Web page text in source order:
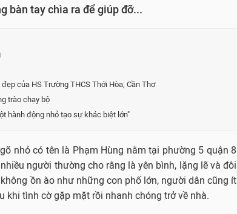
bàn tay chìa ra để giúp đỡ...
của HS Trường THCS Thới Hòa, Cần Thơ
trào chạy bộ
hành động nhỏ tạo sự khác biệt lớn"
nhỏ có tên là Phạm Hùng nằm tại phường 5 quận 8
người thường cho rằng là yên bình, lặng lẽ và đôi
ồn ào như những con phố lớn, người dân cũng ít
khi tình cờ gặp mặt rồi nhanh chóng trở về nhà.